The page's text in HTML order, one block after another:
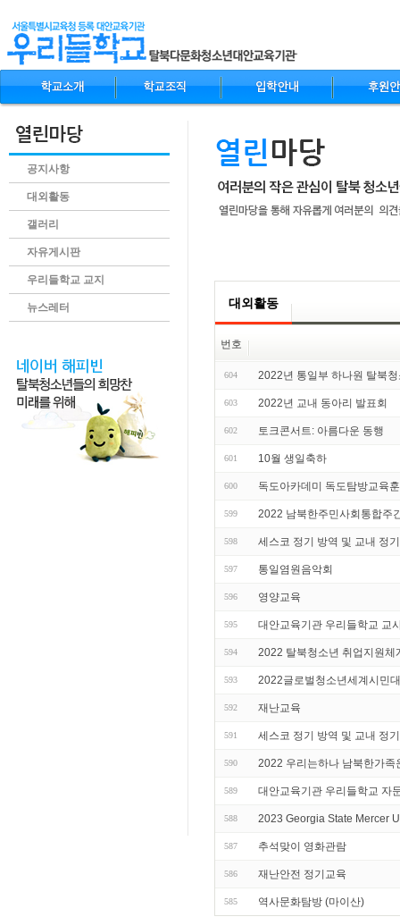
공지사항
대외활동
갤러리
자유게시판
우리들학교 교지
뉴스레터 대외활동
번호
604 2022년 통일부 하나원 탈북
603 2022년 교내 동아리 발표회
602 토크콘서트: 아름다운 동행
601 10월 생일축하
600 독도아카데미 독도탐방교육
599 2022 남북한주민사회통합주
598 세스코 정기 방역 및 교내 정
597 통일염원음악회
596 영양교육
595 대안교육기관 우리들학교 교
594 2022 탈북청소년 취업지원체
593 2022글로벌청소년세계시민
592 재난교육
591 세스코 정기 방역 및 교내 정
590 2022 우리는하나 남북한가족
589 대안교육기관 우리들학교 자
588 2023 Georgia State Mercer
587 추석맞이 영화관람
586 재난안전 정기교육
585 역사문화탐방 (마이산)